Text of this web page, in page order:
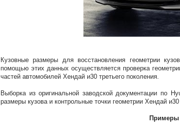
Кузовные размеры для восстановления геометрии
помощью этих данных осуществляется проверка
частей автомобилей Хендай и30 третьего поколения.
Выборка из оригинальной заводской документации по
размеры кузова и контрольные точки геометрии Хендай
Примеры